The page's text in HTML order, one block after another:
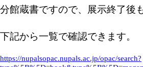
分館蔵書ですので、展示終了後
下記から一覧で確認できます。
https://nupalsopac.nupals.ac.jp/opac/search?